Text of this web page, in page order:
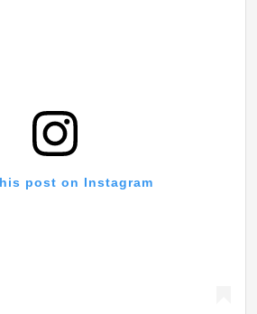
post on Instagram